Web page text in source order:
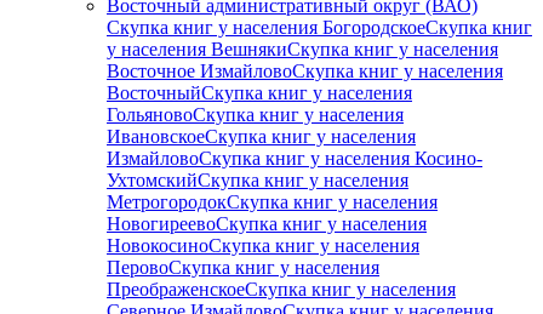
Восточный административный округ (ВАО)
Скупка книг у населения БогородскоеСкупка книг
у населения ВешнякиСкупка книг у населения
Восточное ИзмайловоСкупка книг у населения
ВосточныйСкупка книг у населения
ГольяновоСкупка книг у населения
ИвановскоеСкупка книг у населения
ИзмайловоСкупка книг у населения Косино-
УхтомскийСкупка книг у населения
МетрогородокСкупка книг у населения
НовогиреевоСкупка книг у населения
НовокосиноСкупка книг у населения
ПеровоСкупка книг у населения
ПреображенскоеСкупка книг у населения